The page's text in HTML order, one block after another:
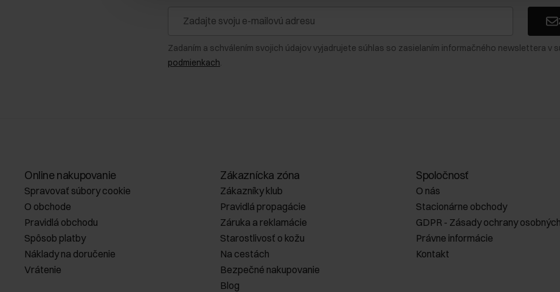
Zadaním a schválením svojich údajov vyjadrujete súhlas so zasielaním informačného newslettera v
podmienkach.
Online nakupovanie
Spravovať súbory cookie
O obchode
Pravidlá obchodu
Spôsob platby
Náklady na doručenie
Vrátenie
Zákaznícka zóna
Zákazníky klub
Pravidlá propagácie
Záruka a reklamácie
Starostlivosť o kožu
Na cestách
Bezpečné nakupovanie
Blog
Spoločnosť
O nás
Stacionárne obchody
GDPR - Zásady ochrany
Právne informácie
Kontakt